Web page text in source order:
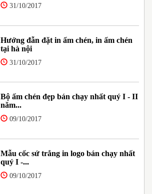
31/10/2017
Hướng đẫn đặt in ấm chén, in ấm chén
tại hà nội
31/10/2017
Bộ ấm chén đẹp bán chạy nhất quý I - II
năm...
09/10/2017
Mẫu cốc sứ trắng in logo bán chạy nhất
quý I -...
09/10/2017